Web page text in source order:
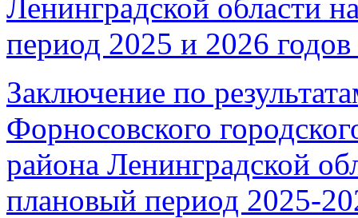
Ленинградской области
период 2025 и 2026
Заключение по
Форносовского
района Ленинградской
плановый период 2025-